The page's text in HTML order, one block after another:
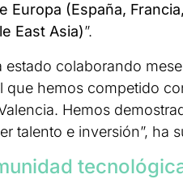
Europa (España,
East Asia)”.
estado colaborando
que hemos competido
Hemos
talento e inversión”, ha